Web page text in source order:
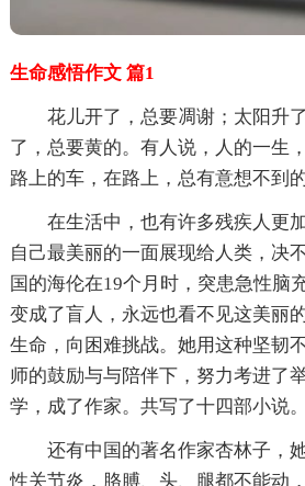
生命感悟作文 篇1
花儿开了，总要凋谢；太阳升
了，总要黄的。有人说，人的一生
路上的车，在路上，总有意想不到的
在生活中，也有许多残疾人更
自己最美丽的一面展现给人类，决
国的海伦在19个月时，突患急性脑
变成了盲人，永远也看不见这美丽
生命，向困难挑战。她用这种坚韧
师的鼓励与与陪伴下，努力考进了
学，成了作家。共写了十四部小说。
还有中国的著名作家杏林子，她
性关节炎，胳膊、头、腿都不能动